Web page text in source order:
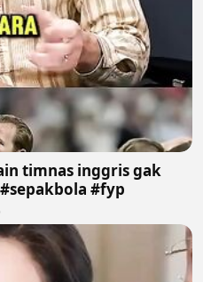
timnas inggris gak
#fyp